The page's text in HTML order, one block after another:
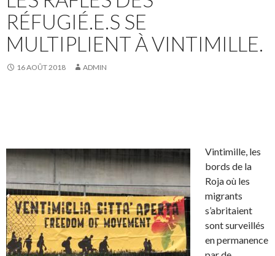
RÉFUGIÉ.E.S SE
MULTIPLIENT À VINTIMILLE.
16 AOÛT 2018 ADMIN
Vintimille, les
bords de la
Roja où les
migrants
s’abritaient
sont surveillés
en permanence